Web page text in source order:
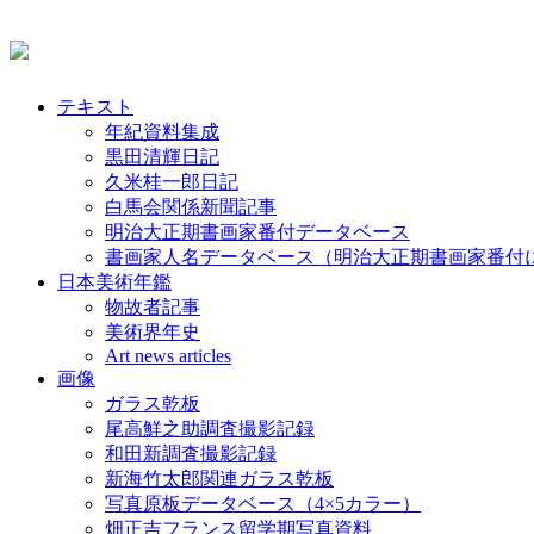
テキスト
年紀資料集成
黒田清輝日記
久米桂一郎日記
白馬会関係新聞記事
明治大正期書画家番付データベース
書画家人名データベース（明治大正期書画家番付
日本美術年鑑
物故者記事
美術界年史
Art news articles
画像
ガラス乾板
尾高鮮之助調査撮影記録
和田新調査撮影記録
新海竹太郎関連ガラス乾板
写真原板データベース（4×5カラー）
畑正吉フランス留学期写真資料